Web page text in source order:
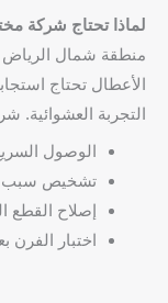
لماذا تحتاج شركة
منطقة شمال الرياض
الأعطال تحتاج
التجربة العشوائية.
الوصول
تشخيص سبب
إصلاح القطع
اختبار الفرن